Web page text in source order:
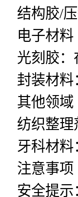
结构胶/
电子材料
光刻胶
封装材
其他领域
纺织整
牙科材
注意事项
安全提示